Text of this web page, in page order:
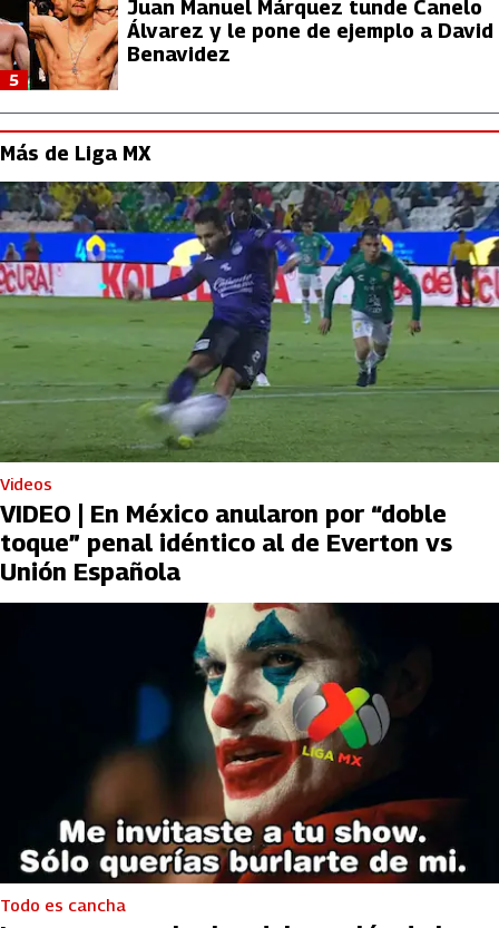
Juan Manuel Márquez tunde Canelo
Álvarez y le pone de ejemplo a David
Benavidez
5
Más de Liga MX
Videos
VIDEO | En México anularon por “doble
toque” penal idéntico al de Everton vs
Unión Española
Todo es cancha